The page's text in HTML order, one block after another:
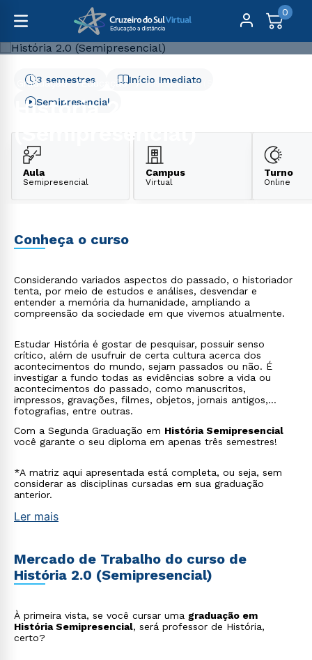
0
Graduação Educação História 2.0 (Semipresencial)
História 2.0
(Semipresencial)
Início Imediato
3 semestres
Semipresencial
Aula
Semipresencial
Campus
Virtual
Turno
Online
Conheça o curso
Considerando variados aspectos do passado, o historiador
tenta, por meio de estudos e análises, desvendar e
entender a memória da humanidade, ampliando a
compreensão da sociedade em que vivemos atualmente.
Estudar História é gostar de pesquisar, possuir senso
crítico, além de usufruir de certa cultura acerca dos
acontecimentos do mundo, sejam passados ou não. É
investigar a fundo todas as evidências sobre a vida ou
acontecimentos do passado, como manuscritos,
impressos, gravações, filmes, objetos, jornais antigos,
fotografias, entre outras.
Com a Segunda Graduação em História Semipresencial
você garante o seu diploma em apenas três semestres!
*A matriz aqui apresentada está completa, ou seja, sem
considerar as disciplinas cursadas em sua graduação
anterior.
Ler mais
Mercado de Trabalho do curso de
História 2.0 (Semipresencial)
À primeira vista, se você cursar uma graduação em
História Semipresencial, será professor de História,
certo?